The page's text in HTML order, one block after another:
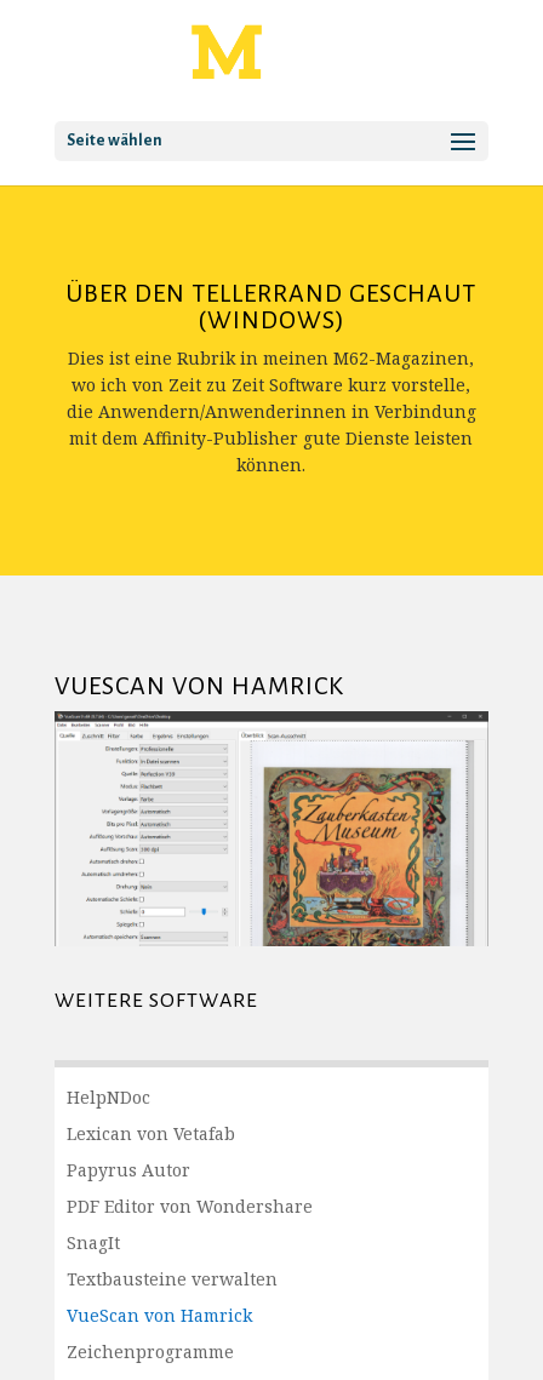
Seite wählen
ÜBER DEN TELLERRAND GESCHAUT
(WINDOWS)
Dies ist eine Rubrik in meinen M62-Magazinen,
wo ich von Zeit zu Zeit Software kurz vorstelle,
die Anwendern/Anwenderinnen in Verbindung
mit dem Affinity-Publisher gute Dienste leisten
können.
VUESCAN VON HAMRICK
WEITERE SOFTWARE
HelpNDoc
Lexican von Vetafab
Papyrus Autor
PDF Editor von Wondershare
SnagIt
Textbausteine verwalten
VueScan von Hamrick
Zeichenprogramme